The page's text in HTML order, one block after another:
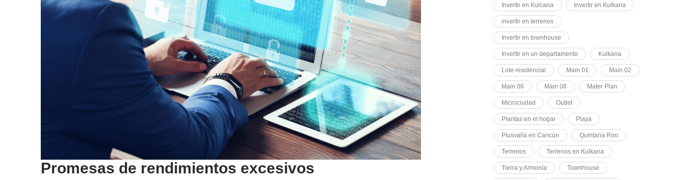
Promesas de rendimientos excesivos
Invertir en Kulcana Invertir en Kulkana
invertir en terrenos
Invertir en townhouse
Invertir en un departamento Kulkana
Lote residencial Main 01 Main 02
Main 06 Main 08 Mater Plan
Microciudad Outlet
Plantas en el hogar Playa
Plusvalía en Cancún Quintana Roo
Terrenos Terrenos en Kulkana
Tierra y Armonía Townhouse